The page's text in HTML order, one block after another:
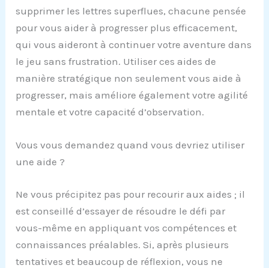
supprimer les lettres superflues, chacune pensée
pour vous aider à progresser plus efficacement,
qui vous aideront à continuer votre aventure dans
le jeu sans frustration. Utiliser ces aides de
manière stratégique non seulement vous aide à
progresser, mais améliore également votre agilité
mentale et votre capacité d’observation.
Vous vous demandez quand vous devriez utiliser
une aide ?
Ne vous précipitez pas pour recourir aux aides ; il
est conseillé d’essayer de résoudre le défi par
vous-même en appliquant vos compétences et
connaissances préalables. Si, après plusieurs
tentatives et beaucoup de réflexion, vous ne